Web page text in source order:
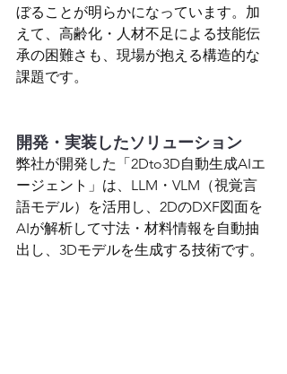
ぼることが明らかになっています。加
えて、高齢化・人材不足による技能伝
承の困難さも、現場が抱える構造的な
課題です。
開発・実装したソリューション
弊社が開発した「2Dto3D自動生成AIエ
ージェント」は、LLM・VLM（視覚言
語モデル）を活用し、2DのDXF図面を
AIが解析して寸法・材料情報を自動抽
出し、3Dモデルを生成する技術です。